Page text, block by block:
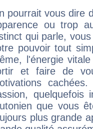
pourrait vous dire
ou trop
qui parle,
pouvoir tout
l'énergie
et faire de
quelquefois
que vous
plus grande